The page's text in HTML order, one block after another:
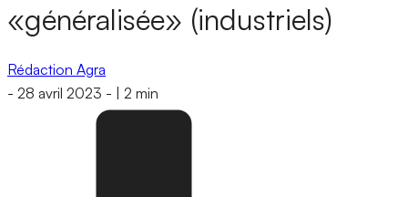
«généralisée» (industriels)
Rédaction Agra
- 28 avril 2023 - 2 min